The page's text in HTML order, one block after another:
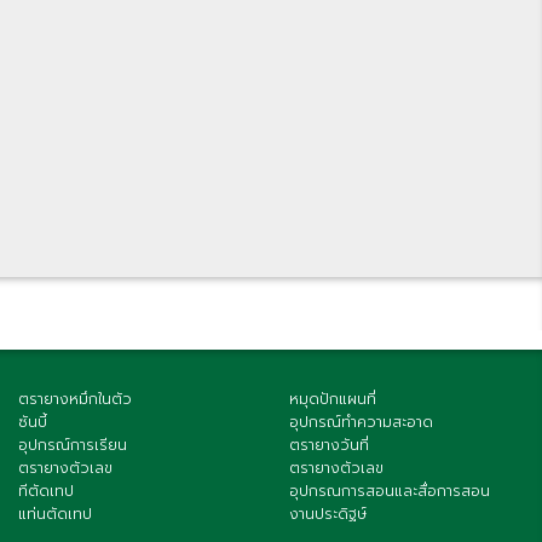
ตรายางหมึกในตัว
ซันบี้
อุปกรณ์การเรียน
ตรายางตัวเลข
ทีตัดเทป
แท่นตัดเทป
หมุดปักแผนที่
อุปกรณ์ทำความสะอาด
ตรายางวันที่
ตรายางตัวเลข
อุปกรณการสอนและสื่อการสอน
งานประดิฐษ์